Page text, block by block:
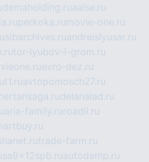
demaholding.ruaalse.ru
perkoka.ru movie-one.ru
sibarchives.ruandreislyusar.ru
tor-lyubov-i-grom.ru
evro-dez.ru
avtopomosch27.ru
nertansaga.rudelanalad.ru
aria-family.ru roadli.ru
trade-farm.ru
autodamp.ru